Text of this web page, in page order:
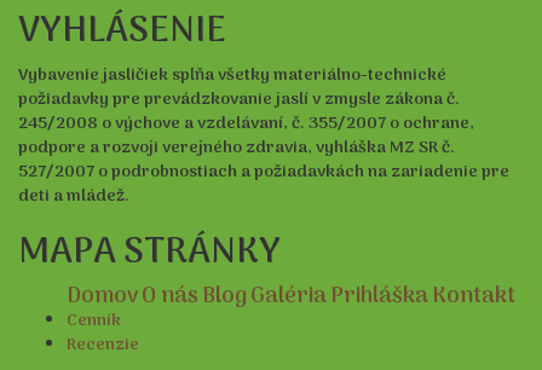
VYHLÁSENIE
Vybavenie jasličiek spĺňa všetky materiálno-technické
požiadavky pre prevádzkovanie jaslí v zmysle zákona č.
245/2008 o výchove a vzdelávaní, č. 355/2007 o ochrane,
podpore a rozvoji verejného zdravia, vyhláška MZ SR č.
527/2007 o podrobnostiach a požiadavkách na zariadenie pre
deti a mládež.
MAPA STRÁNKY
DomovO nás BlogGalériaPrihláškaKontakt
Cenník
Recenzie